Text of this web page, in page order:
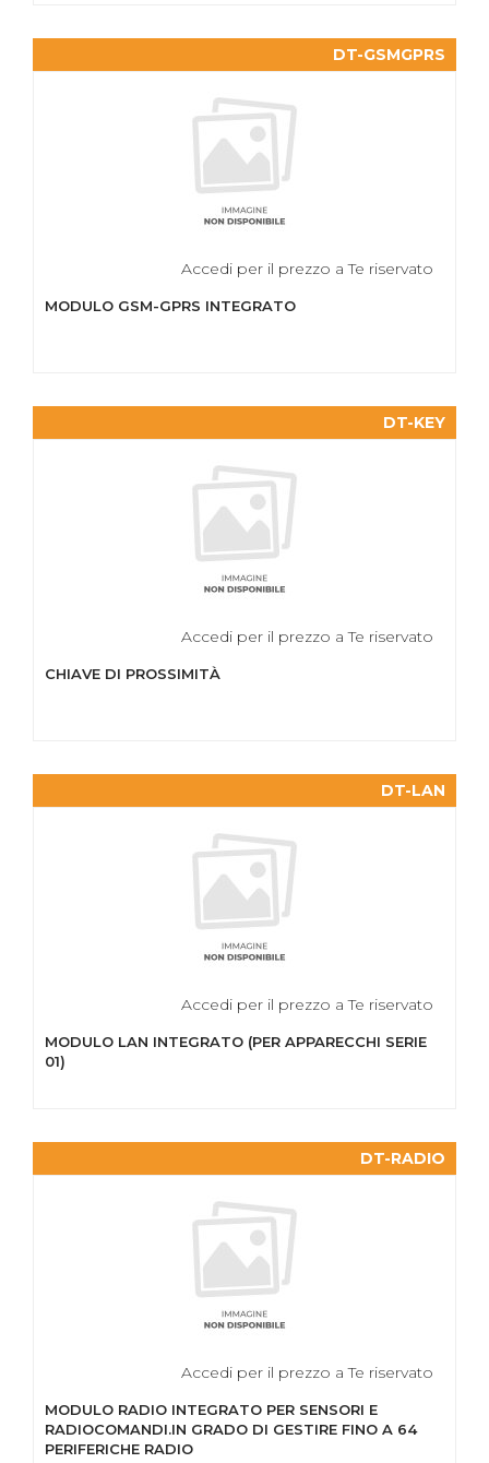
DT-GSMGPRS
Accedi per il prezzo a Te riservato
MODULO GSM-GPRS INTEGRATO
DT-KEY
Accedi per il prezzo a Te riservato
CHIAVE DI PROSSIMITÀ
DT-LAN
Accedi per il prezzo a Te riservato
MODULO LAN INTEGRATO (PER APPARECCHI SERIE
01)
DT-RADIO
Accedi per il prezzo a Te riservato
MODULO RADIO INTEGRATO PER SENSORI E
RADIOCOMANDI.IN GRADO DI GESTIRE FINO A 64
PERIFERICHE RADIO